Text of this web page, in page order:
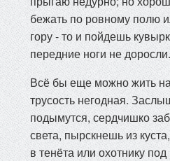
бежать по ровному полю
гору - то и пойдешь
передние ноги не доросли.
Всё бы еще можно жить
трусость негодная.
подымутся, сердчишко
света, пырскнешь из
в тенёта или охотнику под